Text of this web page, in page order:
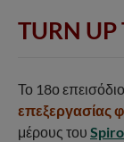
TURN UP
Το 18ο
επεξεργασίας
μέρους του